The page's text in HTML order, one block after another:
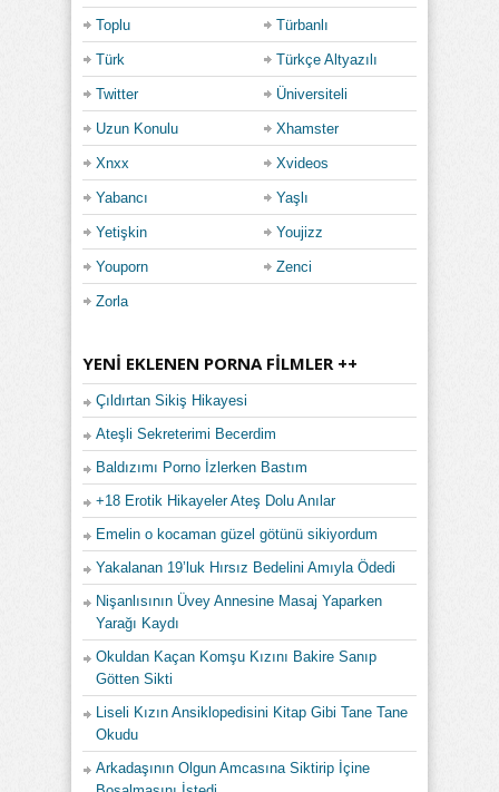
Toplu Türbanlı
Türk Türkçe Altyazılı
Twitter Üniversiteli
Uzun Konulu Xhamster
Xnxx Xvideos
Yabancı Yaşlı
Yetişkin Youjizz
Youporn Zenci
Zorla
YENI EKLENEN PORNA FILMLER ++
Çıldırtan Sikiş Hikayesi
Ateşli Sekreterimi Becerdim
Baldızımı Porno İzlerken Bastım
+18 Erotik Hikayeler Ateş Dolu Anılar
Emelin o kocaman güzel götünü sikiyordum
Yakalanan 19’luk Hırsız Bedelini Amıyla Ödedi
Nişanlısının Üvey Annesine Masaj Yaparken
Yarağı Kaydı
Okuldan Kaçan Komşu Kızını Bakire Sanıp
Götten Sikti
Liseli Kızın Ansiklopedisini Kitap Gibi Tane Tane
Okudu
Arkadaşının Olgun Amcasına Siktirip İçine